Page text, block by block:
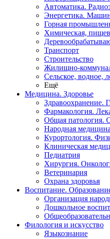
Автоматика.
Энергетика.
Горная
Химическая,
Транспорт
Строительство
Жилищно-
Сельское, водное,
Ещё
Медицина. Здоровье
Здравоохранение.
Фармакология.
Общая патология.
Народная
Курортология.
Клиническая
Педиатрия
Хирургия.
Ветеринария
Охрана здоровья
Воспитание.
Организация
Дошкольное
Филология и искусство
Языкознание